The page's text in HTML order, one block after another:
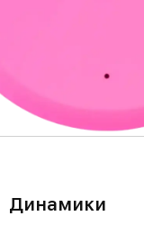
Динамики